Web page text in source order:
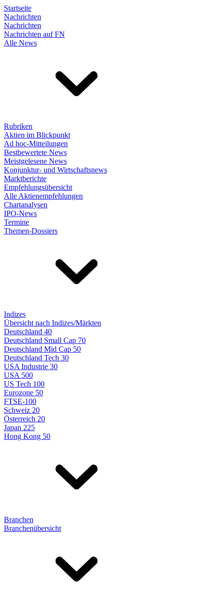
Startseite
Nachrichten
Nachrichten
Nachrichten auf FN
Alle News
Rubriken
Aktien im Blickpunkt
Ad hoc-Mitteilungen
Bestbewertete News
Meistgelesene News
Konjunktur- und Wirtschaftsnews
Marktberichte
Empfehlungsübersicht
Alle Aktienempfehlungen
Chartanalysen
IPO-News
Termine
Themen-Dossiers
Indizes
Übersicht nach Indizes/Märkten
Deutschland 40
Deutschland Small Cap 70
Deutschland Mid Cap 50
Deutschland Tech 30
USA Industrie 30
USA 500
US Tech 100
Eurozone 50
FTSE-100
Schweiz 20
Österreich 20
Japan 225
Hong Kong 50
Branchen
Branchenübersicht